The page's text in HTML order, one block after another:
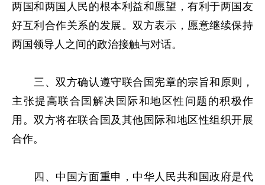
两国和两国人民的根本利益和愿望，有利于两国友
好互利合作关系的发展。双方表示，愿意继续保持
两国领导人之间的政治接触与对话。
三、双方确认遵守联合国宪章的宗旨和原则，
主张提高联合国解决国际和地区性问题的积极作
用。双方将在联合国及其他国际和地区性组织开展
合作。
四、中国方面重申，中华人民共和国政府是代